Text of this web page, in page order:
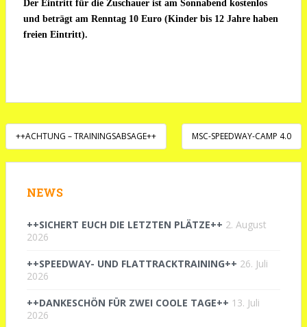
Der Eintritt für die Zuschauer ist am Sonnabend kostenlos
und beträgt am Renntag 10 Euro (Kinder bis 12 Jahre haben
freien Eintritt).
Beitragsnavigation
++ACHTUNG – TRAININGSABSAGE++ MSC-SPEEDWAY-CAMP 4.0
NEWS
++SICHERT EUCH DIE LETZTEN PLÄTZE++ 2. August
2026
++SPEEDWAY- UND FLATTRACKTRAINING++ 26. Juli
2026
++DANKESCHÖN FÜR ZWEI COOLE TAGE++ 13. Juli
2026